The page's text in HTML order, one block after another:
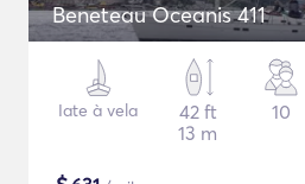
Beneteau Oceanis 411
Iate à vela
42 ft
13 m
10